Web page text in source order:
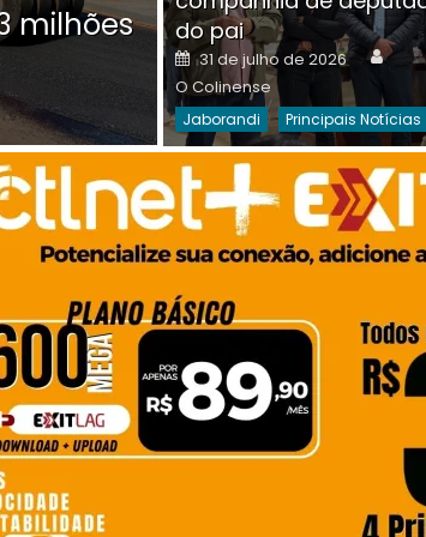
milhões
on
30 de julho de 2026 O
Destaques Da Semana
do pai
Posted
on
31 de julho de 2026
O Colinense
Jaborandi Principais Notícias